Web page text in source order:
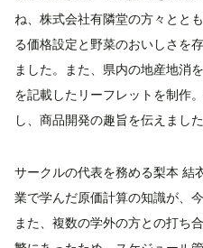
ね、株式会社有隣堂の方々とと
る価格設定と野菜のおいしさを
ました。また、県内の地産地消
を記載したリーフレットを制作
し、商品開発の趣旨を伝えました
サークルの代表を務める梨本 結
業で学んだ原価計算の知識が、
また、複数の学外の方との打ち